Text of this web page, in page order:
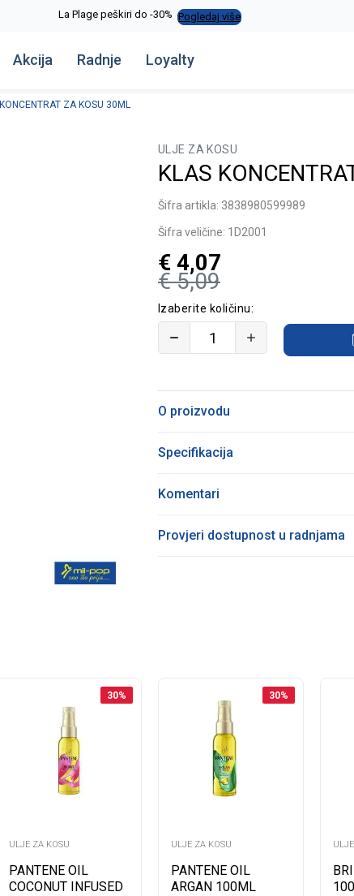
La Plage peškiri do -30% Pogledaj više
Akcija Radnje Loyalty
ZA KOSU 30ML
ULJE ZA KOSU
KLAS
Šifra artikla: 3838980599989
Šifra veličine: 1D2001
€ 5,09
€ 4,07
Izaberite količinu:
O proizvodu
Specifikacija
Komentari
Provjeri dostupnost u radnjama
30%
ULJE ZA KOSU
PANTENE OIL
COCONUT INFUSED
30%
ULJE ZA KOSU
PANTENE OIL
ARGAN 100ML